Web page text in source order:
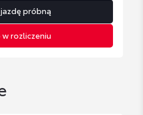
próbną
rozliczeniu